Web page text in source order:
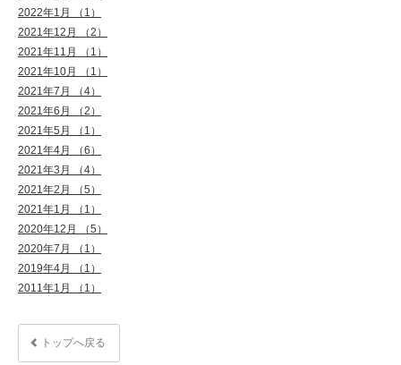
2022年1月 （1）
2021年12月 （2）
2021年11月 （1）
2021年10月 （1）
2021年7月 （4）
2021年6月 （2）
2021年5月 （1）
2021年4月 （6）
2021年3月 （4）
2021年2月 （5）
2021年1月 （1）
2020年12月 （5）
2020年7月 （1）
2019年4月 （1）
2011年1月 （1）
トップへ戻る